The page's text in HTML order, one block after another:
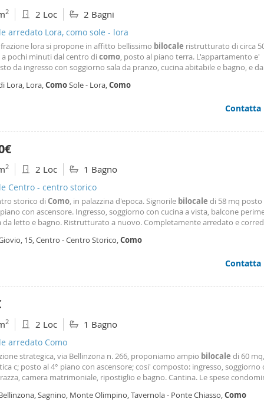
2 2 Loc 2 Bagni
arredato Lora, como sole - lora
frazione lora si propone in affitto bellissimo bilocale ristrutturato di circa
pochi minuti dal centro di como, posto al piano terra. L'appartamento e'
da ingresso con soggiorno sala da pranzo, cucina abitabile e bagno, e da
Prego contattare in ufficio per ulteriori informazioni al 3387821404.
Lora, Lora,ComoSole - Lora,Como
Contatta
2 2 Loc 1 Bagno
Centro - centro storico
storico di Como, in palazzina d'epoca. Signorile bilocale di 58 mq posto
con ascensore. Ingresso, soggiorno con cucina a vista, balcone
da letto e bagno. Ristrutturato a nuovo. Completamente arredato e
15, Centro - Centro Storico,Como
Contatta
2 2 Loc 1 Bagno
arredato Como
strategica, via Bellinzona n. 266, proponiamo ampio bilocale di 60
c; posto al 4° piano con ascensore; cosi' composto: ingresso, soggiorno
camera matrimoniale, ripostiglio e bagno. Cantina. Le spese
luce e gas. L'appartamento sarà disponibile da fine ottobre.
Sagnino, Monte Olimpino, Tavernola - Ponte Chiasso,Como